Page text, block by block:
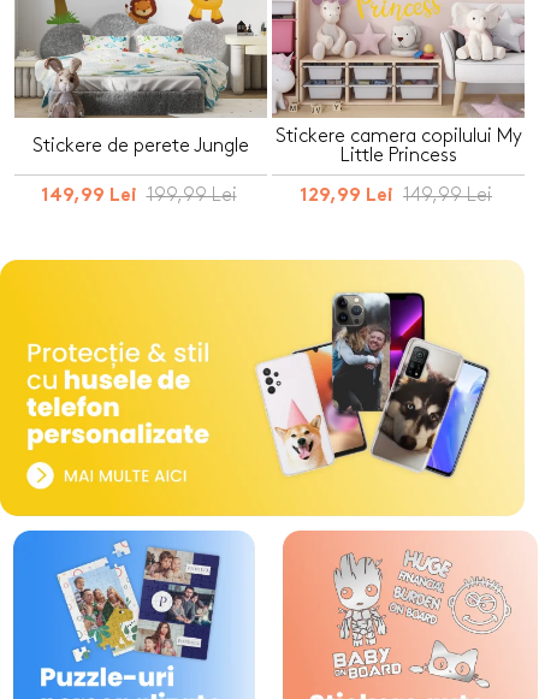
Stickere de perete Jungle
149,99 Lei 199,99 Lei
Stickere camera copilului My
Little Princess
129,99 Lei 149,99 Lei